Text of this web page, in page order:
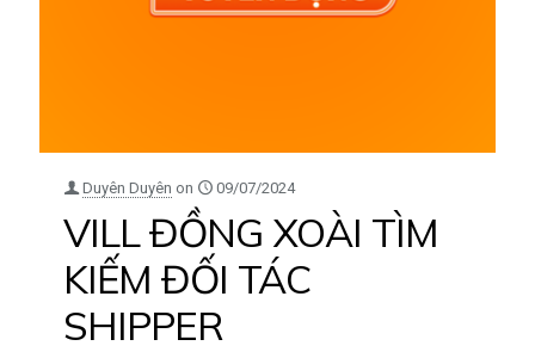
Duyên Duyên on 09/07/2024
VILL ĐỒNG XOÀI TÌM
KIẾM ĐỐI TÁC
SHIPPER